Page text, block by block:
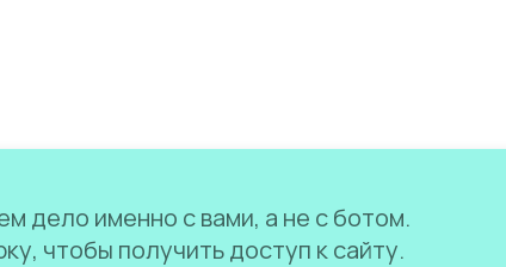
дело именно с вами, а не с ботом.
чтобы получить доступ к сайту.